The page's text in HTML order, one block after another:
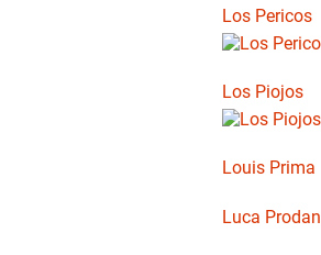
Los Pericos
Los Piojos
Louis Prima
Luca Prodan